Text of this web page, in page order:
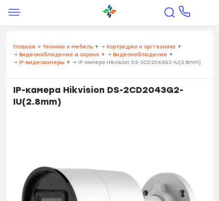
Главная → Техника и мебель ▼ → Картриджи и оргтехника ▼
→ Видеонаблюдение и охрана ▼ → Видеонаблюдение ▼
→ IP-видеокамеры ▼ → IP-камера Hikvision DS-2CD2043G2-IU(2.8mm)
IP-камера Hikvision DS-2CD2043G2-
IU(2.8mm)